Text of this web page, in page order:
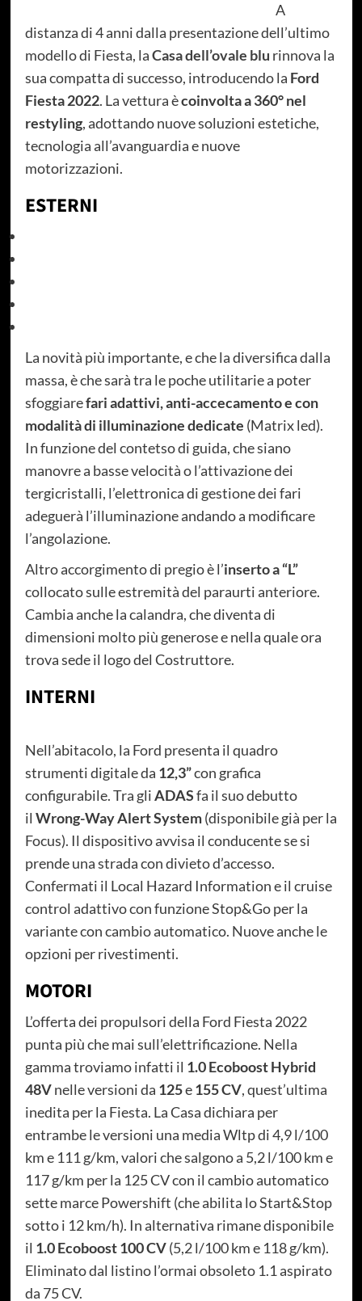
A
distanza di 4 anni dalla presentazione dell’ultimo
modello di Fiesta, laCasa dell’ovale blu rinnova la
sua compatta di successo, introducendo la Ford
Fiesta 2022. La vettura ècoinvolta a 360° nel
restyling, adottando nuove soluzioni estetiche,
tecnologia all’avanguardia e nuove
motorizzazioni.
ESTERNI
La novità più importante, e che la diversifica dalla
massa, è che sarà tra le poche utilitarie a poter
sfoggiarefari adattivi, anti-accecamento e con
modalità di illuminazione dedicate (Matrix led).
In funzione del contetso di guida, che siano
manovre a basse velocità o l’attivazione dei
tergicristalli, l’elettronica di gestione dei fari
adeguerà l’illuminazione andando a modificare
l’angolazione.
Altro accorgimento di pregio è l’inserto a “L”
collocato sulle estremità del paraurti anteriore.
Cambia anche la calandra, che diventa di
dimensioni molto più generose e nella quale ora
trova sede il logo del Costruttore.
INTERNI
Nell’abitacolo, la Ford presenta il quadro
strumenti digitale da 12,3”con grafica
configurabile. Tra gliADASfa il suo debutto
il Wrong-Way Alert System(disponibile già per la
Focus). Il dispositivo avvisa il conducente se si
prende una strada con divieto d’accesso.
Confermati il Local Hazard Information e il cruise
control adattivo con funzione Stop&Go per la
variante con cambio automatico. Nuove anche le
opzioni per rivestimenti.
MOTORI
L’offerta dei propulsori della Ford Fiesta 2022
punta più che mai sull’elettrificazione. Nella
gamma troviamo infatti il 1.0 Ecoboost Hybrid
48Vnelle versioni da 125e155 CV, quest’ultima
inedita per la Fiesta. La Casa dichiara per
entrambe le versioni una media Wltp di 4,9 l/100
km e 111 g/km, valori che salgono a 5,2 l/100 km e
117 g/km per la 125 CV con il cambio automatico
sette marce Powershift (che abilita lo Start&Stop
sotto i 12 km/h). In alternativa rimane disponibile
il 1.0 Ecoboost 100 CV(5,2 l/100 km e 118 g/km).
Eliminato dal listino l’ormai obsoleto 1.1 aspirato
da 75 CV.